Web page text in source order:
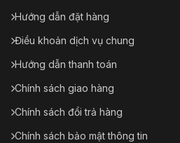
Hướng dẫn đặt hàng
Điều khoản dịch vụ chung
Hướng dẫn thanh toán
Chính sách giao hàng
Chính sách đổi trả hàng
Chính sách bảo mật thông tin